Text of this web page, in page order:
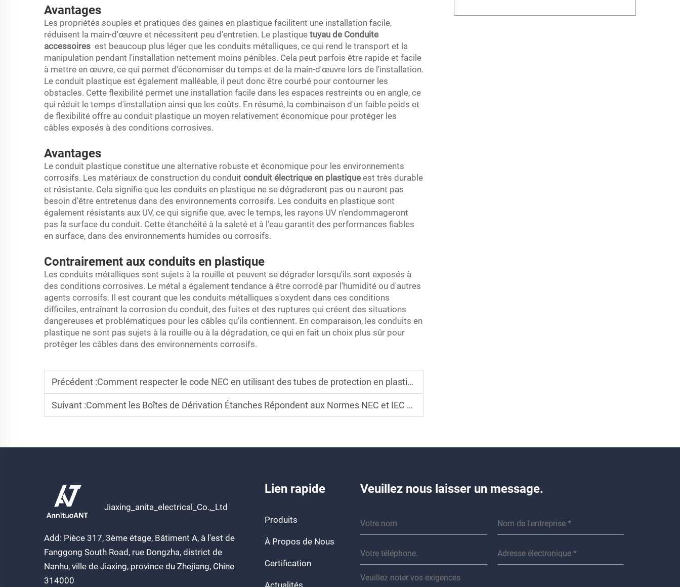
Avantages
Les propriétés souples et pratiques des gaines en plastique facilitent une installation facile,
réduisent la main-d'œuvre et nécessitent peu d'entretien. Le plastique tuyau de Conduite
accessoires est beaucoup plus léger que les conduits métalliques, ce qui rend le transport et la
manipulation pendant l'installation nettement moins pénibles. Cela peut parfois être rapide et facile
à mettre en œuvre, ce qui permet d'économiser du temps et de la main-d'œuvre lors de l'installation.
Le conduit plastique est également malléable, il peut donc être courbé pour contourner les
obstacles. Cette flexibilité permet une installation facile dans les espaces restreints ou en angle, ce
qui réduit le temps d'installation ainsi que les coûts. En résumé, la combinaison d'un faible poids et
de flexibilité offre au conduit plastique un moyen relativement économique pour protéger les
câbles exposés à des conditions corrosives.
Avantages
Le conduit plastique constitue une alternative robuste et économique pour les environnements
corrosifs. Les matériaux de construction du conduit conduit électrique en plastique est très durable
et résistante. Cela signifie que les conduits en plastique ne se dégraderont pas ou n'auront pas
besoin d'être entretenus dans des environnements corrosifs. Les conduits en plastique sont
également résistants aux UV, ce qui signifie que, avec le temps, les rayons UV n'endommageront
pas la surface du conduit. Cette étanchéité à la saleté et à l'eau garantit des performances fiables
en surface, dans des environnements humides ou corrosifs.
Contrairement aux conduits en plastique
Les conduits métalliques sont sujets à la rouille et peuvent se dégrader lorsqu'ils sont exposés à
des conditions corrosives. Le métal a également tendance à être corrodé par l'humidité ou d'autres
agents corrosifs. Il est courant que les conduits métalliques s'oxydent dans ces conditions
difficiles, entraînant la corrosion du conduit, des fuites et des ruptures qui créent des situations
dangereuses et problématiques pour les câbles qu'ils contiennent. En comparaison, les conduits en
plastique ne sont pas sujets à la rouille ou à la dégradation, ce qui en fait un choix plus sûr pour
protéger les câbles dans des environnements corrosifs.
Précédent :Comment respecter le code NEC en utilisant des tubes de protection en plastique dans des environnements humides
Suivant :Comment les Boîtes de Dérivation Étanches Répondent aux Normes NEC et IEC pour l'Électricité en Extérieur
Jiaxing_anita_electrical_Co.,_Ltd
Add: Pièce 317, 3ème étage, Bâtiment A, à l'est de
Fanggong South Road, rue Dongzha, district de
Nanhu, ville de Jiaxing, province du Zhejiang, Chine
314000
Lien rapide
Produits
À Propos de Nous
Certification
Actualités
Veuillez nous laisser un message.